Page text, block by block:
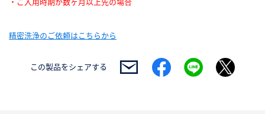
精密洗浄のご依頼はこちらから
この製品をシェアする